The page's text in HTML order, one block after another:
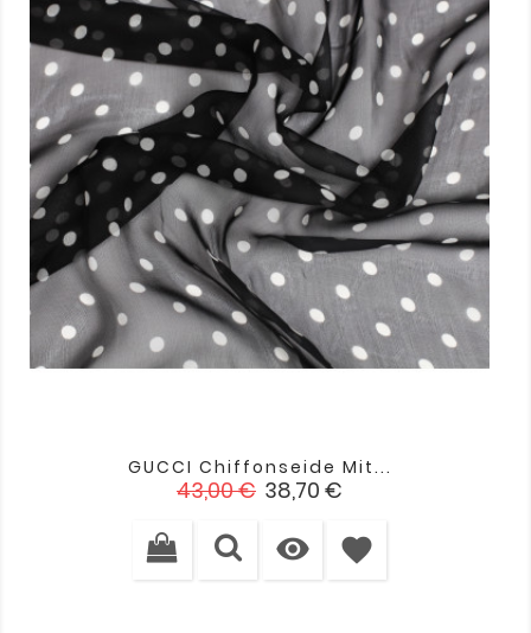
GUCCI Chiffonseide Mit...
Verkaufspreis
43,00 € Preis
38,70 €
 favorite